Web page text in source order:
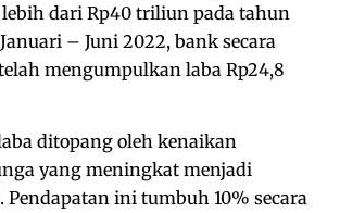
dari Rp40 triliun pada tahun
– Juni 2022, bank secara
mengumpulkan laba Rp24,8
ditopang oleh kenaikan
yang meningkat menjadi
Pendapatan ini tumbuh 10% secara